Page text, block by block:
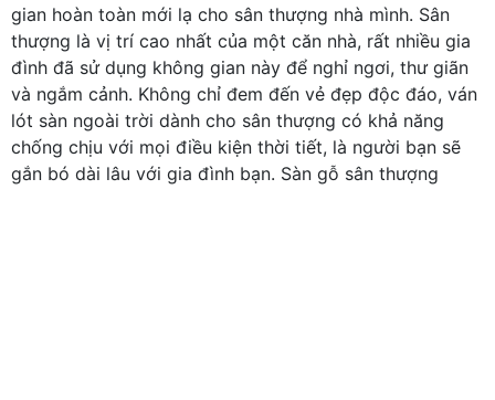
gian hoàn toàn mới lạ cho sân thượng nhà mình. Sân
thượng là vị trí cao nhất của một căn nhà, rất nhiều gia
đình đã sử dụng không gian này để nghỉ ngơi, thư giãn
và ngắm cảnh. Không chỉ đem đến vẻ đẹp độc đáo, ván
lót sàn ngoài trời dành cho sân thượng có khả năng
chống chịu với mọi điều kiện thời tiết, là người bạn sẽ
gắn bó dài lâu với gia đình bạn. Sàn gỗ sân thượng